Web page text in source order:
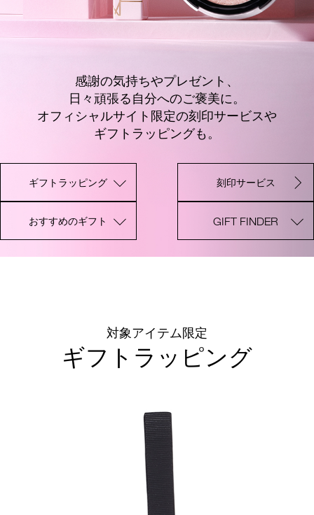
have
感謝の気持ちやプレゼント、
日々頑張る自分へのご褒美に。
オフィシャルサイト限定の刻印サービスや
ギフトラッピングも。
ギフトラッピング 刻印サービス
おすすめのギフト GIFT FINDER
対象アイテム限定
ギフトラッピング